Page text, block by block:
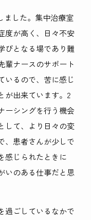
ました。集中治療室
度が高く、日々不安
びとなる場であり難
輩ナースのサポート
いるので、苦に感じ
出来ています。 2
ーシングを行う機会
して、より日々の変
、患者さんが少しで
感じられたときに
いのある仕事だと思
過ごしているなかで